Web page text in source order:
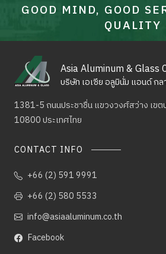
GOOD MIND, GOOD
QUALITY
Asia Aluminum & Glass
บริษัท เอเซีย อลูมินั่ม แอนด์ ก
1381-5 ถนนประชาชื่น แขวงวงศ์สว่าง เขต
10800 ประเทศไทย
CONTACT INFO
+66 (2) 591 9991
+66 (2) 580 5533
info@asiaaluminum.co.th
Facebook